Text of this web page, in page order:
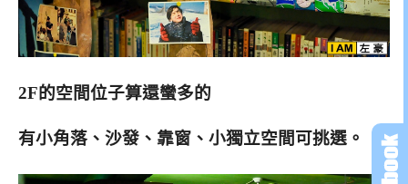
2F的空間位子算還蠻多的
有小角落、沙發、靠窗、小獨立空間可挑選。